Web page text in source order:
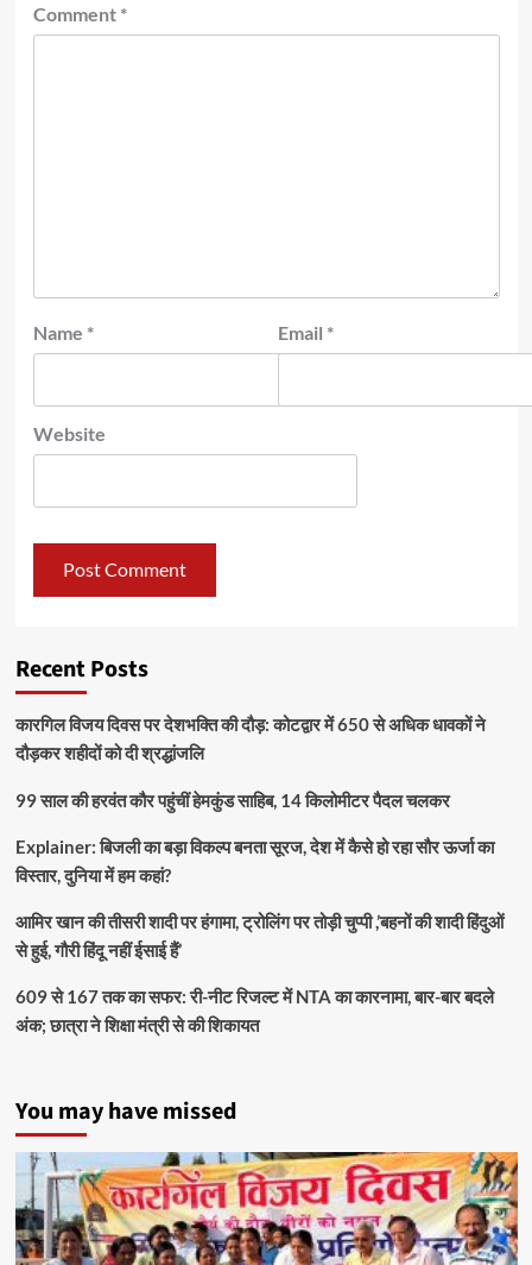
Comment *
Name * Email *
Website
Recent Posts
कारगिल विजय दिवस पर देशभक्ति की दौड़: कोटद्वार में 650 से अधिक धावकों ने
दौड़कर शहीदों को दी श्रद्धांजलि
99 साल की हरवंत कौर पहुंचीं हेमकुंड साहिब, 14 किलोमीटर पैदल चलकर
Explainer: बिजली का बड़ा विकल्प बनता सूरज, देश में कैसे हो रहा सौर ऊर्जा का
विस्तार, दुनिया में हम कहां?
आमिर खान की तीसरी शादी पर हंगामा, ट्रोलिंग पर तोड़ी चुप्पी ,’बहनों की शादी हिंदुओं
से हुई, गौरी हिंदू नहीं ईसाई हैं’
609 से 167 तक का सफर: री-नीट रिजल्ट में NTA का कारनामा, बार-बार बदले
अंक; छात्रा ने शिक्षा मंत्री से की शिकायत
You may have missed